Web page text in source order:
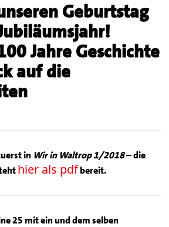
Geburtstag
Jahre Geschichte
auf die
in Wir in Waltrop 1/2018– die
hier als pdfbereit.
25 mit ein und dem selben